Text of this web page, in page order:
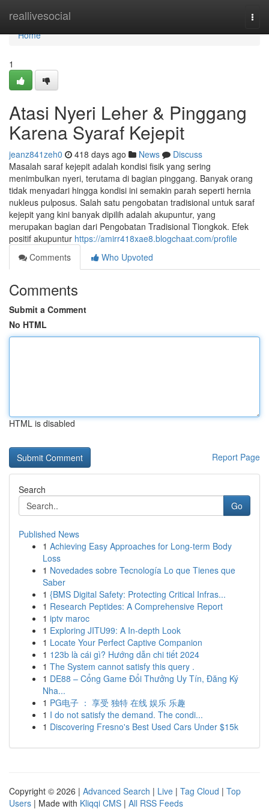
reallivesocial
Home
Home
1
Atasi Nyeri Leher & Pinggang
Karena Syaraf Kejepit
jeanz841zeh0 418 days ago News
Discuss
Masalah saraf kejepit adalah kondisi fisik yang sering
menimbulkan nyeri, terutama di bagian pinggang. Banyak orang
tidak menyadari hingga kondisi ini semakin parah seperti hernia
nukleus pulposus. Salah satu pengobatan tradisional untuk saraf
kejepit yang kini banyak dipilih adalah akupuntur, yang
merupakan bagian dari Pengobatan Tradisional Tiongkok. Efek
positif akupuntur https://amirr418xae8.blogchaat.com/profile
Comments
Who Upvoted
Comments
Submit a Comment
No HTML
HTML is disabled
Report Page
Search
Go
Published News
1 Achieving Easy Approaches for Long-term Body
Loss
1 Novedades sobre Tecnología Lo que Tienes que
Saber
1 {BMS Digital Safety: Protecting Critical Infras...
1 Research Peptides: A Comprehensive Report
1 iptv maroc
1 Exploring JITU99: A In-depth Look
1 Locate Your Perfect Captive Companion
1 123b là cái gì? Hướng dẫn chi tiết 2024
1 The System cannot satisfy this query .
1 DE88 – Cổng Game Đổi Thưởng Uy Tín, Đăng Ký
Nha...
1 PG电子 ： 享受 独特 在线 娱乐 乐趣
1 I do not satisfy the demand. The condi...
1 Discovering Fresno's Best Used Cars Under $15k
Copyright © 2026 | Advanced Search | Live | Tag Cloud | Top
Users | Made with Kliqqi CMS | All RSS Feeds